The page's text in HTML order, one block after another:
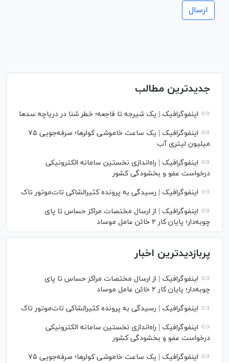
جدیدترین مطالب
اینفوگرافیک | یک شیرجه تا فاجعه؛ خطر شنا در دریاچه سدها
اینفوگرافیک | یک ساعت خاموشی کولرها؛ صرفه‌جویی ۷۵
میلیون لیتری آب
اینفوگرافیک | راه‌اندازی نخستین سامانه الکترونیکی
درخواست عفو و بخشودگی کشور
اینفوگرافیک | رسیدگی به پرونده کثیرالشاکی تات‌موتور تاک
اینفوگرافیک | از ارسال مختصات مراکز حساس تا پای
چوبه‌دار؛ پایان کار ۲ خائن عامل موساد
پربازدیدترین اخبار
اینفوگرافیک | از ارسال مختصات مراکز حساس تا پای
چوبه‌دار؛ پایان کار ۲ خائن عامل موساد
اینفوگرافیک | رسیدگی به پرونده کثیرالشاکی تات‌موتور تاک
اینفوگرافیک | راه‌اندازی نخستین سامانه الکترونیکی
درخواست عفو و بخشودگی کشور
اینفوگرافیک | یک ساعت خاموشی کولرها؛ صرفه‌جویی ۷۵